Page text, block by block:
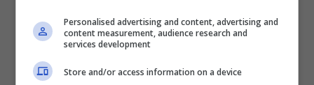
foto: Ansa – (universomamma.it)
Chi la avrà, potrà utilizzarla per acquistare
Personalised advertising and content, advertising and
content measurement, audience research and
services development
Store and/or access information on a device